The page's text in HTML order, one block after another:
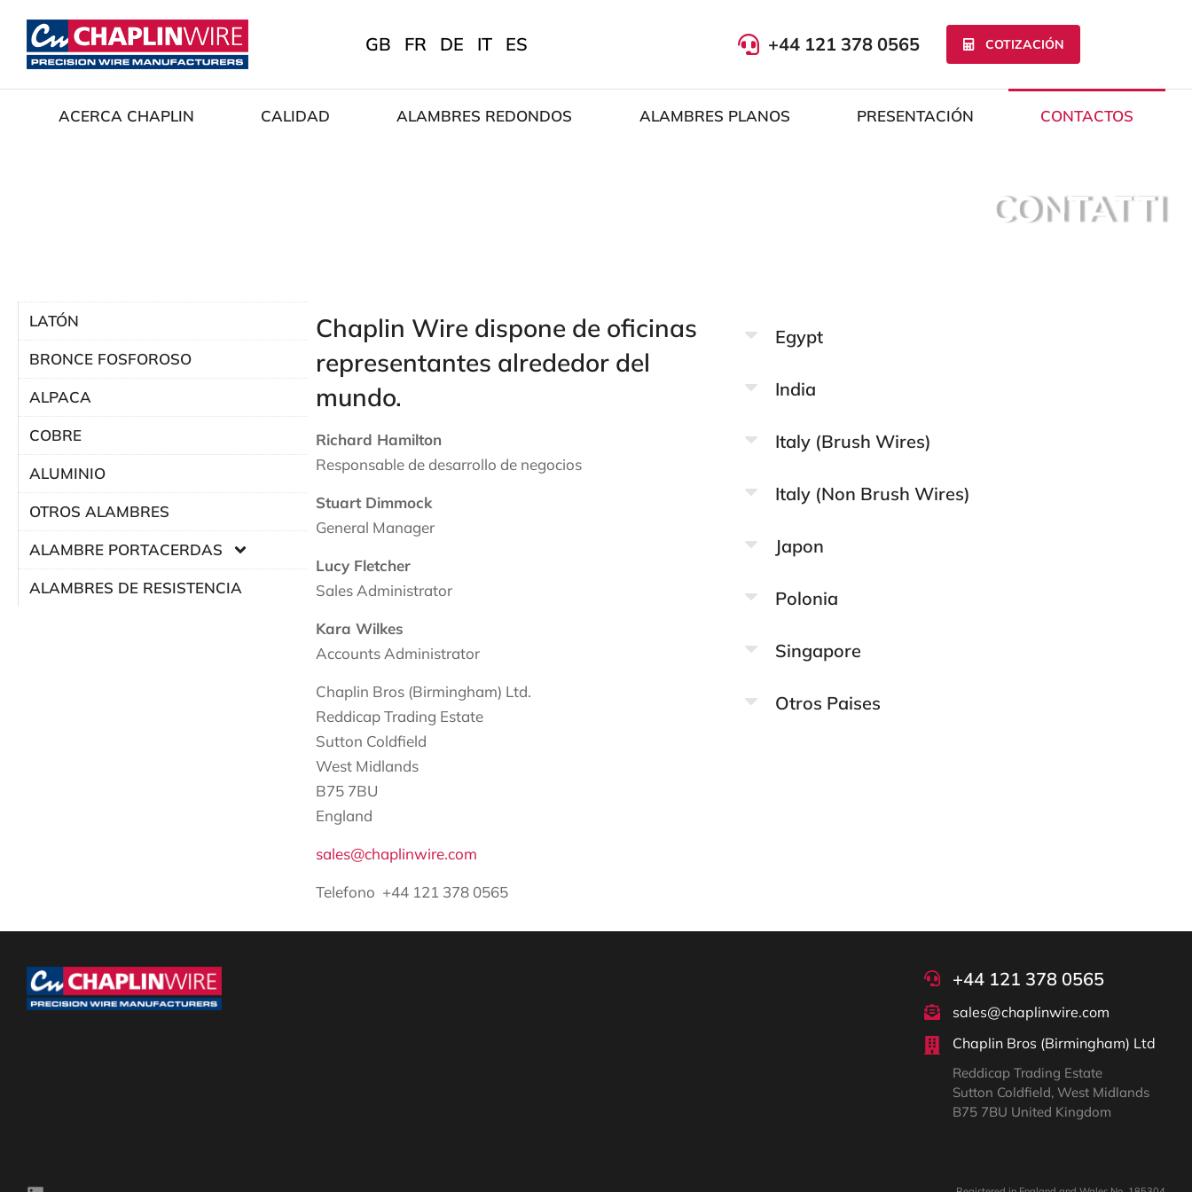
GB FR DE IT ES +44 121 378 0565 COTIZACIÓN
ACERCA CHAPLIN CALIDAD ALAMBRES REDONDOS ALAMBRES PLANOS PRESENTACIÓN CONTACTOS
CONTATTI
LATÓN
BRONCE FOSFOROSO
ALPACA
COBRE
ALUMINIO
OTROS ALAMBRES
ALAMBRE PORTACERDAS
ALAMBRES DE RESISTENCIA
Chaplin Wire dispone de oficinas
representantes alrededor del
mundo.
Richard Hamilton
Responsable de desarrollo de negocios
Stuart Dimmock
General Manager
Lucy Fletcher
Sales Administrator
Kara Wilkes
Accounts Administrator
Chaplin Bros (Birmingham) Ltd.
Reddicap Trading Estate
Sutton Coldfield
West Midlands
B75 7BU
England
sales@chaplinwire.com
Telefono +44 121 378 0565
Egypt
India
Italy (Brush Wires)
Italy (Non Brush Wires)
Japon
Polonia
Singapore
Otros Paises
+44 121 378 0565
sales@chaplinwire.com
Chaplin Bros (Birmingham) Ltd
Reddicap Trading Estate
Sutton Coldfield, West Midlands
B75 7BU United Kingdom